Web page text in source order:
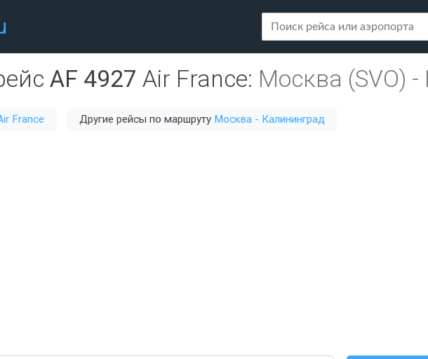
AF 4927 Air France: Москва (SVO) -
France Другие рейсы по маршруту Москва - Калининград